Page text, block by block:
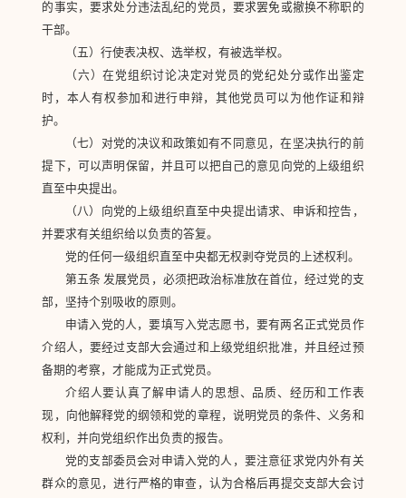
的事实，要求处分违法乱纪的党员，要求罢免或撤换不称职的
干部。
（五）行使表决权、选举权，有被选举权。
（六）在党组织讨论决定对党员的党纪处分或作出鉴定
时，本人有权参加和进行申辩，其他党员可以为他作证和辩
护。
（七）对党的决议和政策如有不同意见，在坚决执行的前
提下，可以声明保留，并且可以把自己的意见向党的上级组织
直至中央提出。
（八）向党的上级组织直至中央提出请求、申诉和控告，
并要求有关组织给以负责的答复。
党的任何一级组织直至中央都无权剥夺党员的上述权利。
第五条 发展党员，必须把政治标准放在首位，经过党的支
部，坚持个别吸收的原则。
申请入党的人，要填写入党志愿书，要有两名正式党员作
介绍人，要经过支部大会通过和上级党组织批准，并且经过预
备期的考察，才能成为正式党员。
介绍人要认真了解申请人的思想、品质、经历和工作表
现，向他解释党的纲领和党的章程，说明党员的条件、义务和
权利，并向党组织作出负责的报告。
党的支部委员会对申请入党的人，要注意征求党内外有关
群众的意见，进行严格的审查，认为合格后再提交支部大会讨